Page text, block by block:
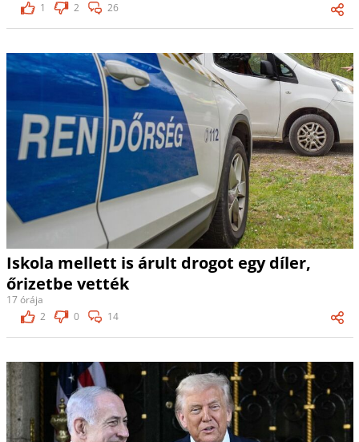
1
2 26
Iskola mellett is árult drogot egy díler,
őrizetbe vették
17 órája
2
0 14